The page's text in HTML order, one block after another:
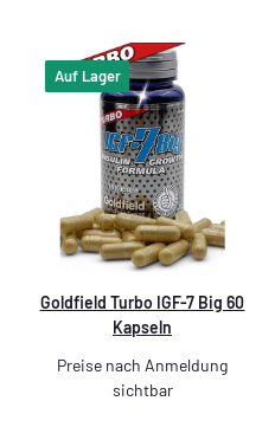
Auf Lager
Goldfield Turbo IGF-7 Big 60
Kapseln
Preise nach Anmeldung
sichtbar